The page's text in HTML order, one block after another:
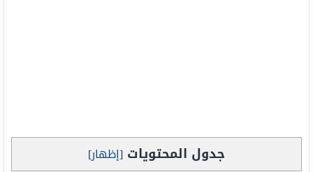
جدول المحتويات [إظهار]